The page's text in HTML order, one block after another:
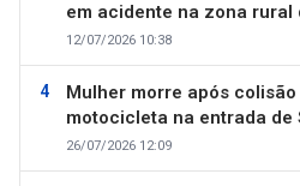
em acidente na zona rural
12/07/2026 10:38
Mulher morre após
motocicleta na entrada de
26/07/2026 12:09